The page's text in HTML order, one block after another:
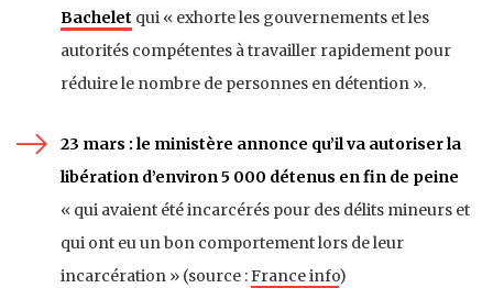
Bachelet qui « exhorte les gouvernements et les
autorités compétentes à travailler rapidement pour
réduire le nombre de personnes en détention ».
23 mars : le ministère annonce qu’il va autoriser la
libération d’environ 5 000 détenus en fin de peine
« qui avaient été incarcérés pour des délits mineurs et
qui ont eu un bon comportement lors de leur
incarcération » (source :France info)